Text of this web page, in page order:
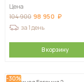
Цена
104 900 98 950
за 1 день
В корзину
-30%